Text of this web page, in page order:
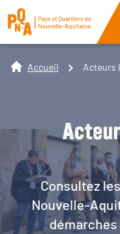
Accueil Acteurs
Consultez
Nouvelle-
démarches